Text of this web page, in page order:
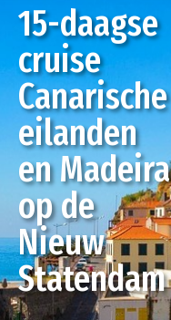
15-daagse
cruise
Canarische
eilanden
en Madeira
op de
Nieuw
Statendam